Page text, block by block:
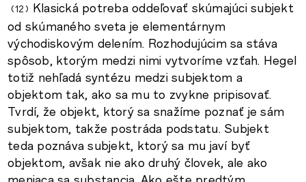
12
Klasická potreba oddeľovať skúmajúci subjekt
od skúmaného sveta je elementárnym
východiskovým delením. Rozhodujúcim sa stáva
spôsob, ktorým medzi nimi vytvoríme vzťah. Hegel
totiž nehľadá syntézu medzi subjektom a
objektom tak, ako sa mu to zvykne pripisovať.
Tvrdí, že objekt, ktorý sa snažíme poznať je sám
subjektom, takže postráda podstatu. Subjekt
teda poznáva subjekt, ktorý sa mu javí byť
objektom, avšak nie ako druhý človek, ale ako